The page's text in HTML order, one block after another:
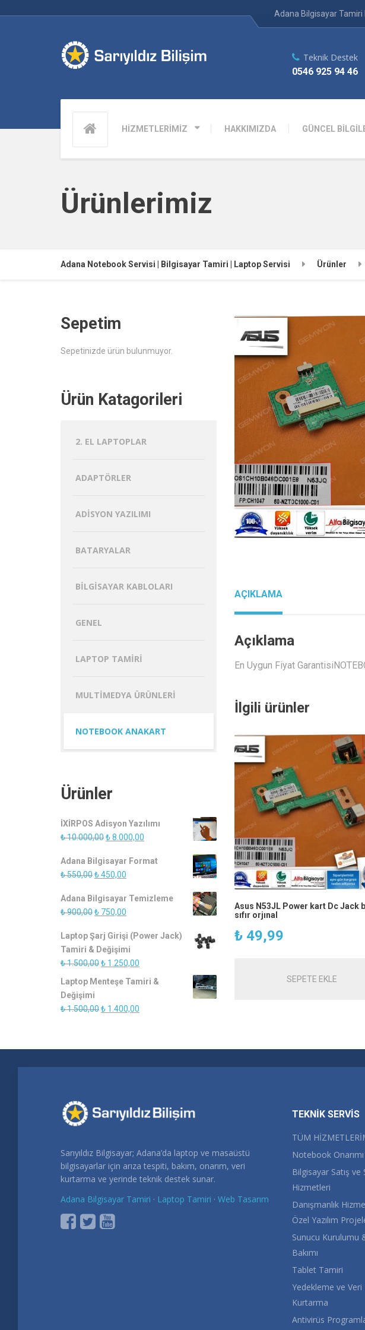
Adana Bilgisayar
HİZMETLERİMİZ HAKKIMIZDA GÜNCEL
Teknik Destek
0546 925 94 46
Ürünlerimiz
Adana Notebook Servisi | Bilgisayar Tamiri | Laptop Servisi Ürünler
AÇIKLAMA
Açıklama
En Uygun Fiyat
İlgili ürünler
Asus N53JL Power kart Dc Jack
sıfır orjınal
₺49,99
SEPETE EKLE
Sepetim
Sepetinizde ürün bulunmuyor.
Ürün Katagorileri
2. EL LAPTOPLAR
ADAPTÖRLER
ADISYON YAZILIMI
BATARYALAR
BILGISAYAR KABLOLARI
GENEL
LAPTOP TAMIRI
MULTIMEDYA ÜRÜNLERI
NOTEBOOK ANAKART
Ürünler
İXİRPOS Adisyon Yazılımı
₺10.000,00Orijinal
₺ 10.000,00.
₺8.000,00
fiyat:
Adana Bilgisayar Format
₺550,00Orijinal
₺ 550,00.
₺450,00
fiyat:
₺ 450,00.
Adana Bilgisayar Temizleme
₺900,00Orijinal
₺ 900,00.
₺ 750,00
fiyat:
₺ 750,00.
Laptop Şarj Girişi (Power Jack)
Tamiri & Değişimi
₺1.500,00Orijinal
₺ 1.250,00
andaki
Laptop Menteşe Tamiri &
Değişimi
₺1.500,00Orijinal
₺ 1.400,00
₺ 1.400,00.
Sarıyıldız Bilgisayar; Adana’da laptop ve masaüstü
bilgisayarlar için arıza tespiti, bakım, onarım, veri
kurtarma ve yerinde teknik destek sunar.
Adana Bilgisayar Tamiri · Laptop Tamiri · Web Tasarım
TEKNİK SERVİS
TÜM
Notebook Onarımı
Bilgisayar Satış ve
Hizmetleri
Danışmanlık
Özel Yazılım
Sunucu Kurulumu
Bakımı
Tablet Tamiri
Yedekleme ve Veri
Kurtarma
Antivirüs